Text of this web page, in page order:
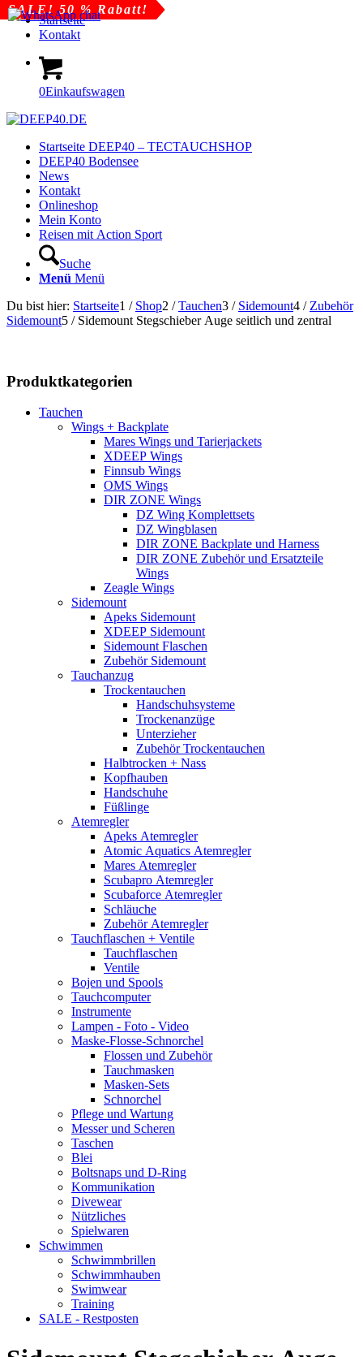
Startseite
Kontakt
0Einkaufswagen
Startseite DEEP40 – TECTAUCHSHOP
DEEP40 Bodensee
News
Kontakt
Onlineshop
Mein Konto
Reisen mit Action Sport
Suche
Menü Menü
Du bist hier: Startseite1 / Shop2 / Tauchen3 / Sidemount4 / Zubehör
Sidemount5 / Sidemount Stegschieber Auge seitlich und zentral
Produktkategorien
Tauchen
Wings + Backplate
Mares Wings und Tarierjackets
XDEEP Wings
Finnsub Wings
OMS Wings
DIR ZONE Wings
DZ Wing Komplettsets
DZ Wingblasen
DIR ZONE Backplate und Harness
DIR ZONE Zubehör und Ersatzteile
Wings
Zeagle Wings
Sidemount
Apeks Sidemount
XDEEP Sidemount
Sidemount Flaschen
Zubehör Sidemount
Tauchanzug
Trockentauchen
Handschuhsysteme
Trockenanzüge
Unterzieher
Zubehör Trockentauchen
Halbtrocken + Nass
Kopfhauben
Handschuhe
Füßlinge
Atemregler
Apeks Atemregler
Atomic Aquatics Atemregler
Mares Atemregler
Scubapro Atemregler
Scubaforce Atemregler
Schläuche
Zubehör Atemregler
Tauchflaschen + Ventile
Tauchflaschen
Ventile
Bojen und Spools
Tauchcomputer
Instrumente
Lampen - Foto - Video
Maske-Flosse-Schnorchel
Flossen und Zubehör
Tauchmasken
Masken-Sets
Schnorchel
Pflege und Wartung
Messer und Scheren
Taschen
Blei
Boltsnaps und D-Ring
Kommunikation
Divewear
Nützliches
Spielwaren
Schwimmen
Schwimmbrillen
Schwimmhauben
Swimwear
Training
SALE - Restposten
SALE! 50 % Rabatt!